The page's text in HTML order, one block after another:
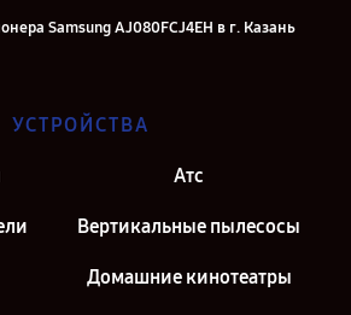
Samsung AJ080FCJ4EH в г. Казань
УСТРОЙСТВА
Атс
Вертикальные пылесосы
Домашние кинотеатры